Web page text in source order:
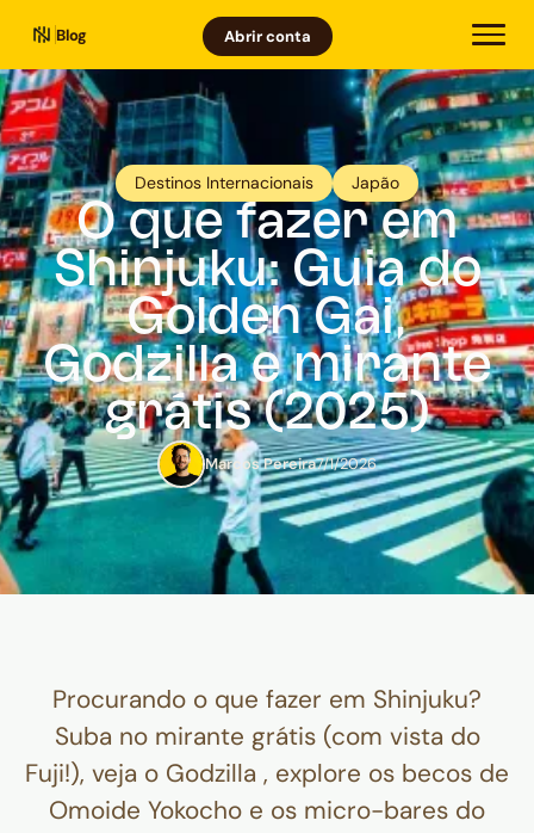
Blog Abrir conta
Destinos Internacionais Japão
O que fazer em
Shinjuku: Guia do
Golden Gai,
Godzilla e mirante
grátis (2025)
Marcos Pereira7/1/2026
Procurando o que fazer em Shinjuku?
Suba no mirante grátis (com vista do
Fuji!), veja o Godzilla , explore os becos de
Omoide Yokocho e os micro-bares do